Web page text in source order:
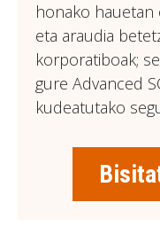
honako hauetan
eta araudia
korporatiboak;
gure Advanced
kudeatutako